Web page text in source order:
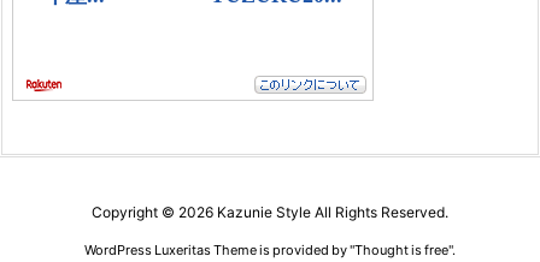
Copyright © 2026 Kazunie Style All Rights Reserved.
WordPress Luxeritas Theme is provided by "Thought is free".